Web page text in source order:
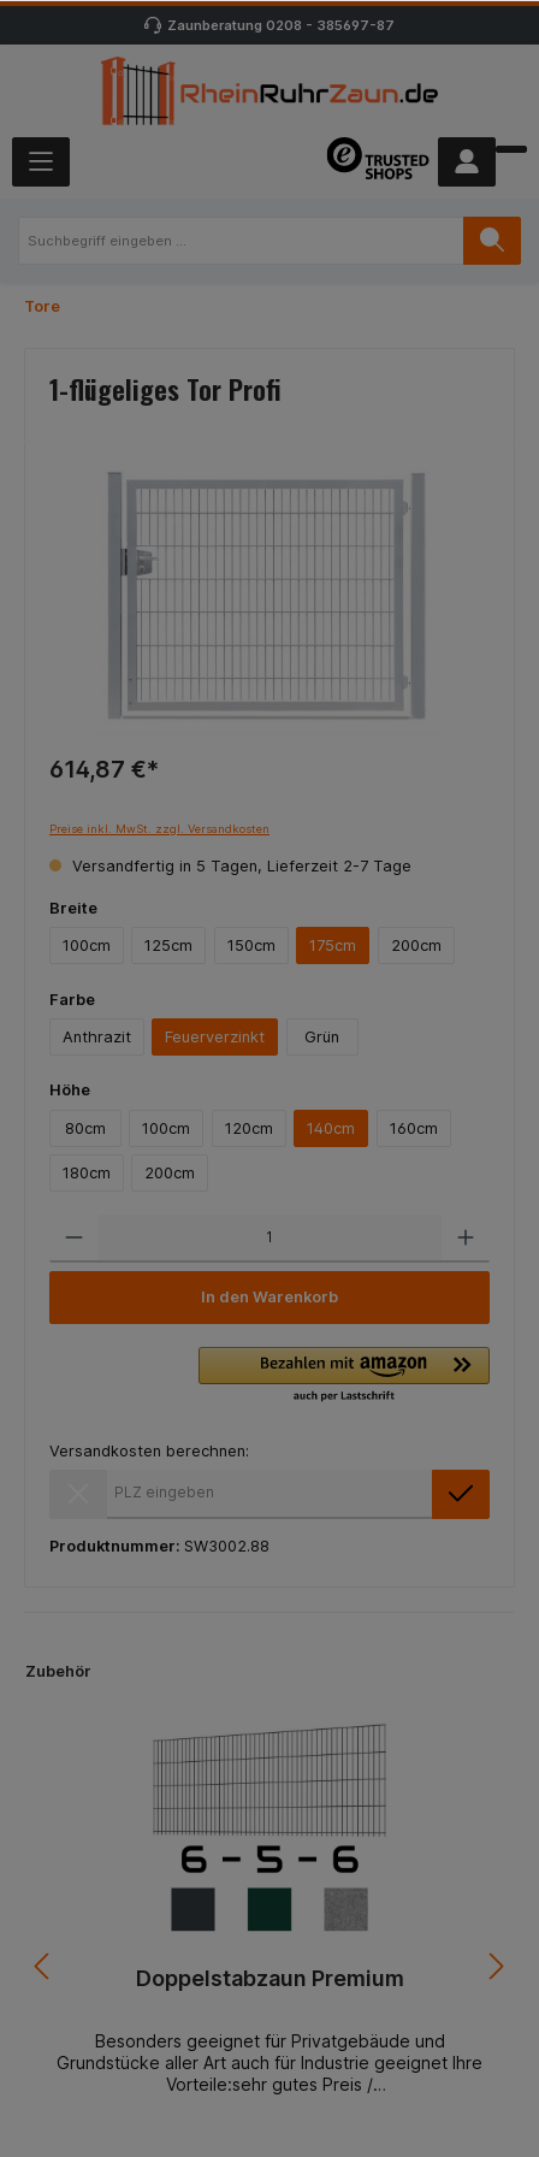
Zaunberatung 0208 - 385697-87
Tore
1-flügeliges Tor Profi
614,87 €*
Preise inkl. MwSt. zzgl. Versandkosten
Versandfertig in 5 Tagen, Lieferzeit 2-7 Tage
Breite
100cm 125cm 150cm 175cm 200cm
Farbe
Anthrazit Feuerverzinkt Grün
Höhe
80cm 100cm 120cm 140cm 160cm
180cm 200cm
In den Warenkorb
Versandkosten berechnen:
Produktnummer: SW3002.88
Zubehör
Doppelstabzaun Premium
Besonders geeignet für Privatgebäude und
Grundstücke aller Art auch für Industrie geeignet Ihre
Vorteile:sehr gutes Preis /